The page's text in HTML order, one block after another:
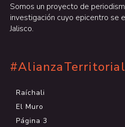
Somos un proyecto de
investigación cuyo epicentro se
Jalisco.
#AlianzaTerritorial
Raíchali
El Muro
Página 3